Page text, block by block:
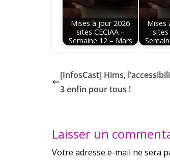
Mises à jour 2026
sites CECIAA –
Semaine 12 – Mars
Mises
sites
[InfosCast] Hims,
3 enfin pour tous !
Laisser un
Votre adresse e-mail ne sera